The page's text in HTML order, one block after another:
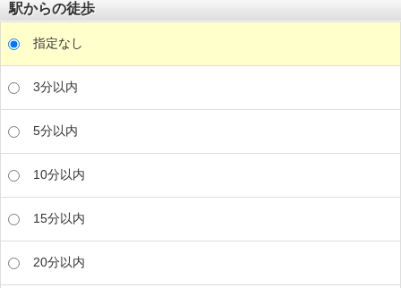
駅からの徒歩
指定なし
3分以内
5分以内
10分以内
15分以内
20分以内